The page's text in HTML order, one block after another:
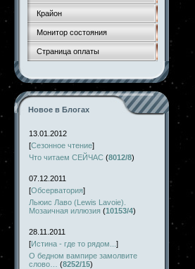
Крайон
Монитор состояния
Страница оплаты
Новое в Блогах
13.01.2012
[Сезонное чтение]
Что читаем СЕЙЧАС (8012/8)
07.12.2011
[Обсерватория]
Льюис Лаво (Lewis Lavoie).
Мозаичная иллюзия (10153/4)
28.11.2011
[Истина - где то рядом... ]
О бедном вампире замолвите
слово…
(8252/15)